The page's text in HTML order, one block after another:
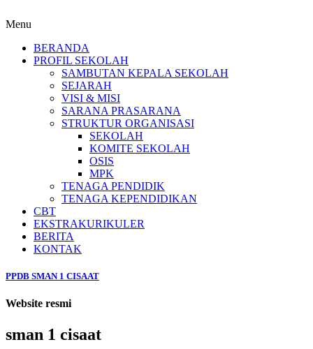
Menu
BERANDA
PROFIL SEKOLAH
SAMBUTAN KEPALA SEKOLAH
SEJARAH
VISI & MISI
SARANA PRASARANA
STRUKTUR ORGANISASI
SEKOLAH
KOMITE SEKOLAH
OSIS
MPK
TENAGA PENDIDIK
TENAGA KEPENDIDIKAN
CBT
EKSTRAKURIKULER
BERITA
KONTAK
PPDB SMAN 1 CISAAT
Website resmi
sman 1 cisaat